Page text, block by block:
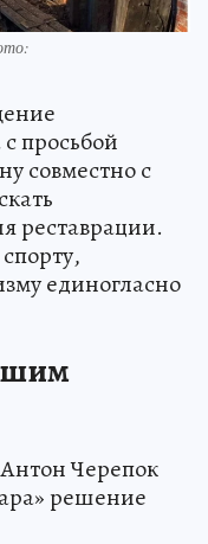
просьбой
совместно с
реставрации.
единогласно
Черепок
решение